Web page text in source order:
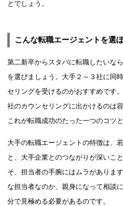
とでしょう。
こんな転職エージェントを選
第二新卒からスタバに転職したいな
を選びましょう。大手２～３社に同
セリングを受けるのがおすすめです
社のカウンセリングに出かけるのは
これが転職成功のたった一つのコツと
大手の転職エージェントの特徴は、
と、大手企業とのつながりが深いこ
そ、担当者の手腕にはムラがありま
な担当者なのか、親身になって相談
分で見極める必要があるのです。